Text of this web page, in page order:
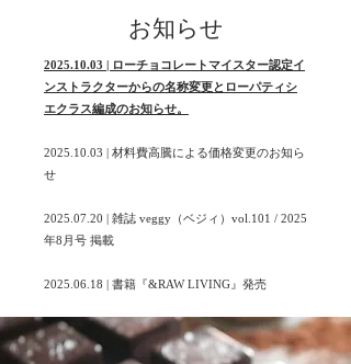
​お知らせ
2025.10.03 | ローチョコレートマイスター認定イ
ンストラクターからの名称変更とローパティシ
エクラス編成のお知らせ。
2025.10.03 | 材料費高騰による価格変更のお知ら
せ
2025.07.20 | 雑誌 veggy（ベジィ）vol.101 / 2025
年8月号 掲載
2025.06.18 | 書籍『&RAW LIVING』発売